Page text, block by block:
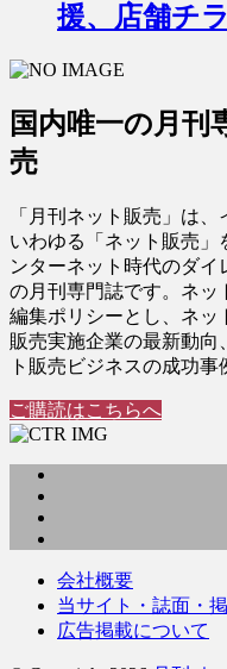
援、店舗チ
国内唯一の月
売
「月刊ネット販売」は
いわゆる「ネット販売」
ンターネット時代のダ
の月刊専門誌です。ネッ
編集ポリシーとし、ネッ
販売実施企業の最新動向
ト販売ビジネスの成功事
ご購読はこちらへ
会社概要
当サイト・誌面・
広告掲載について